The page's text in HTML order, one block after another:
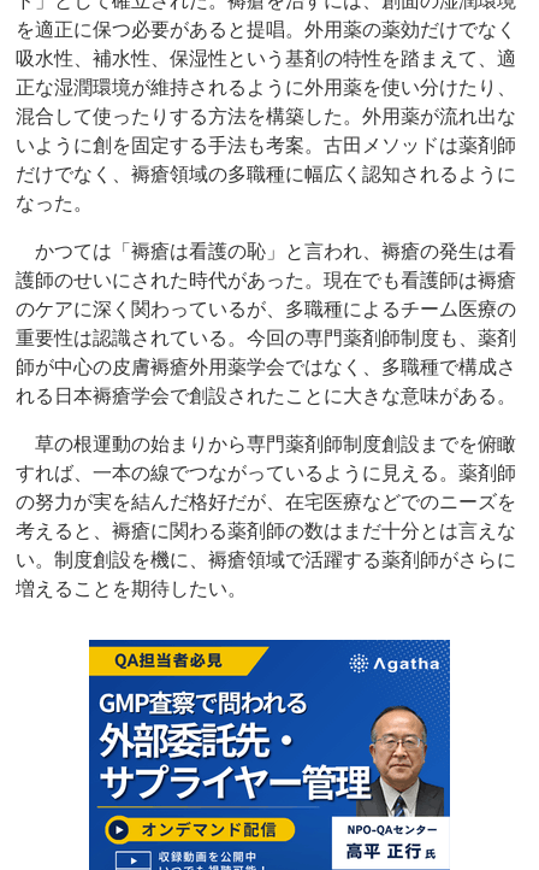
を適正に保つ必要があると提唱。外用薬の薬効だけでなく
吸水性、補水性、保湿性という基剤の特性を踏まえて、適
正な湿潤環境が維持されるように外用薬を使い分けたり、
混合して使ったりする方法を構築した。外用薬が流れ出な
いように創を固定する手法も考案。古田メソッドは薬剤師
だけでなく、褥瘡領域の多職種に幅広く認知されるように
なった。
かつては「褥瘡は看護の恥」と言われ、褥瘡の発生は看
護師のせいにされた時代があった。現在でも看護師は褥瘡
のケアに深く関わっているが、多職種によるチーム医療の
重要性は認識されている。今回の専門薬剤師制度も、薬剤
師が中心の皮膚褥瘡外用薬学会ではなく、多職種で構成さ
れる日本褥瘡学会で創設されたことに大きな意味がある。
草の根運動の始まりから専門薬剤師制度創設までを俯瞰
すれば、一本の線でつながっているように見える。薬剤師
の努力が実を結んだ格好だが、在宅医療などでのニーズを
考えると、褥瘡に関わる薬剤師の数はまだ十分とは言えな
い。制度創設を機に、褥瘡領域で活躍する薬剤師がさらに
増えることを期待したい。